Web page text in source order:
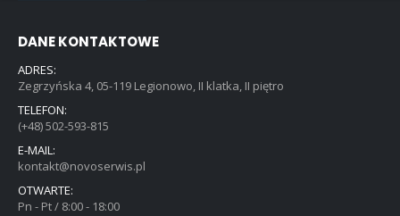
DANE KONTAKTOWE
ADRES:
Zegrzyńska 4, 05-119 Legionowo, II klatka, II piętro
TELEFON:
(+48) 502-593-815
E-MAIL:
kontakt@novoserwis.pl
OTWARTE:
Pn - Pt / 8:00 - 18:00